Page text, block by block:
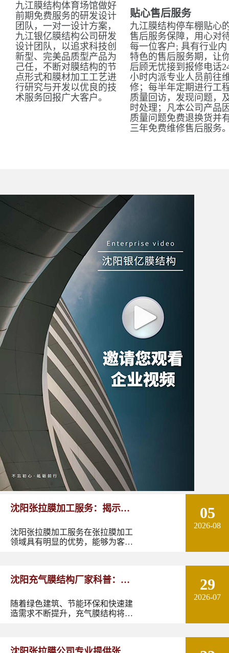
九江膜结构体育场馆做好
前期免费服务的研发设计
团队，一对一设计方案，
九江银亿膜结构公司研发
设计团队，以追求科技创
新型、完美品质型产品为
己任，不断对膜结构的节
点形式和膜材加工工艺进
行研究与开发以优良的技
术服务回报广大客户。
贴心售后服务
九江膜结构停车棚贴心
售后服务保障，用心对
每一位客户; 具有行业内
特色的售后服务期，让
后顾无忧接到报修电话
小时内派专业人员前往
修；每半年定期进行工
质量回访，发现问题，
时处理；凡本公司产品
质量问题免费退换货并
三年免费维修售后服务
沈阳张拉膜加工服务：揭示张
拉膜加工的实用优势
沈阳张拉膜加工服务在张拉膜加工
领域具有明显的优势，能够为客户
发出独特的魅力。
05
2026-08
沈阳充气膜结构厂家科普：了
解充气膜建筑优势、价格及应
用领域
随着绿色建筑、节能环保和快速建
造需求不断提升，充气膜结构将在
29
2026-07